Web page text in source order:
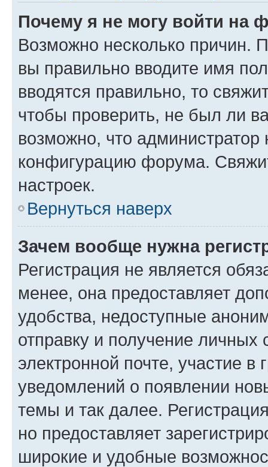
Почему я не могу войти на
Возможно несколько причин.
вы правильно вводите имя
вводятся правильно, то
чтобы проверить, не был ли
возможно, что администратор
конфигурацию форума.
настроек.
Вернуться наверх
Зачем вообще нужна
Регистрация не является
менее, она предоставляет
удобства, недоступные
отправку и получение
электронной почте, участие в
уведомлений о появлении
темы и так далее.
но предоставляет
широкие и удобные